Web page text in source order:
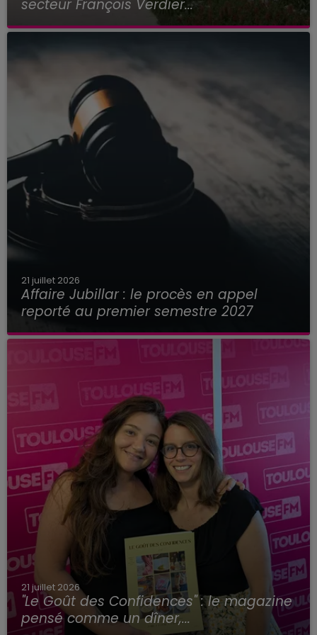
secteur François Verdier...
21 juillet 2026
Affaire Jubillar : le procès en appel
reporté au premier semestre 2027
21 juillet 2026
"Le Goût des Confidences" : le magazine
pensé comme un dîner,...